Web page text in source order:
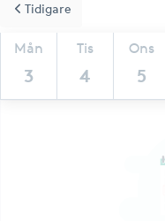
Mån
3
Tis
4
Ons
5
Tidigare